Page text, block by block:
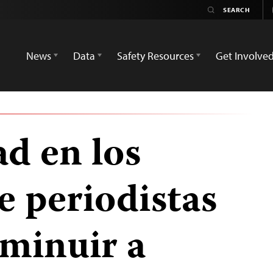
News
Data Safety Resources Get Involved
en los
periodistas
a